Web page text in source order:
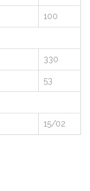
100
330
53
15/02